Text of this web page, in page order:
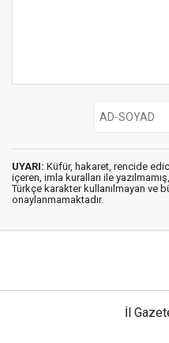
UYARI: Küfür, hakaret, rencide
içeren, imla kuralları ile yazılmamış,
Türkçe karakter kullanılmayan ve
onaylanmamaktadır.
İl